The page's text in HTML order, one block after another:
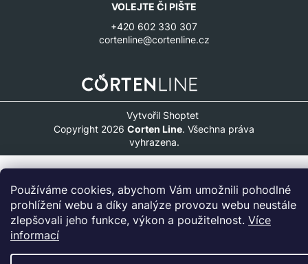
Používáme cookies, abychom Vám umožnili pohodlné
prohlížení webu a díky analýze provozu webu neustále
zlepšovali jeho funkce, výkon a použitelnost. Více
informací
VOLEJTE ČI PIŠTE
+420 602 330 307
cortenline@cortenline.cz
Vytvořil Shoptet
Copyright 2026 Corten Line. Všechna práva
vyhrazena.